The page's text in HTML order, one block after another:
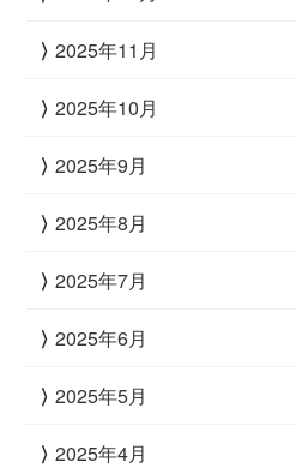
2025年11月
2025年10月
2025年9月
2025年8月
2025年7月
2025年6月
2025年5月
2025年4月